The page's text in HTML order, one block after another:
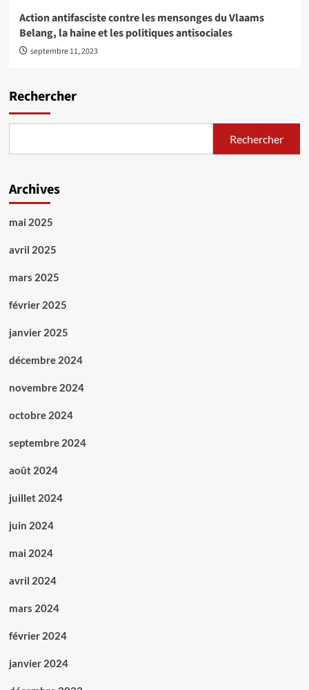
Action antifasciste contre les mensonges du Vlaams
Belang, la haine et les politiques antisociales
septembre 11, 2023
Rechercher
Rechercher
Archives
mai 2025
avril 2025
mars 2025
février 2025
janvier 2025
décembre 2024
novembre 2024
octobre 2024
septembre 2024
août 2024
juillet 2024
juin 2024
mai 2024
avril 2024
mars 2024
février 2024
janvier 2024